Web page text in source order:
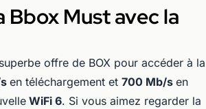
Bbox Must avec la
offre de BOX pour accéder à la
en téléchargement et 700 Mb/s en
WiFi 6. Si vous aimez regarder la